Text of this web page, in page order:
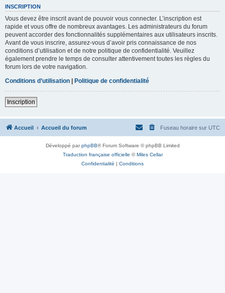
INSCRIPTION
Vous devez être inscrit avant de pouvoir vous connecter. L’inscription est
rapide et vous offre de nombreux avantages. Les administrateurs du forum
peuvent accorder des fonctionnalités supplémentaires aux utilisateurs inscrits.
Avant de vous inscrire, assurez-vous d’avoir pris connaissance de nos
conditions d’utilisation et de notre politique de confidentialité. Veuillez
également prendre le temps de consulter attentivement toutes les règles du
forum lors de votre navigation.
Conditions d’utilisation | Politique de confidentialité
Inscription
Accueil Accueil du forum Fuseau horaire sur UTC
Développé parphpBB® Forum Software © phpBB Limited
Traduction française officielle ©Miles Cellar
Confidentialité | Conditions